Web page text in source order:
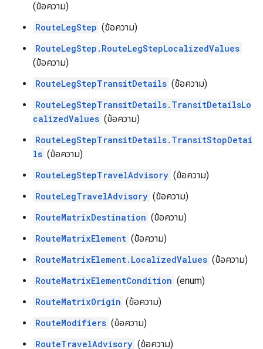
(ข้อความ)
RouteLegStep (ข้อความ)
RouteLegStep.RouteLegStepLocalizedValues
(ข้อความ)
RouteLegStepTransitDetails (ข้อความ)
RouteLegStepTransitDetails.TransitDetailsLo
calizedValues (ข้อความ)
RouteLegStepTransitDetails.TransitStopDetai
ls (ข้อความ)
RouteLegStepTravelAdvisory (ข้อความ)
RouteLegTravelAdvisory (ข้อความ)
RouteMatrixDestination (ข้อความ)
RouteMatrixElement (ข้อความ)
RouteMatrixElement.LocalizedValues (ข้อความ)
RouteMatrixElementCondition (enum)
RouteMatrixOrigin (ข้อความ)
RouteModifiers (ข้อความ)
RouteTravelAdvisory (ข้อความ)